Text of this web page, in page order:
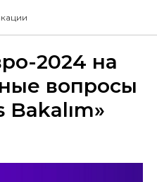
2024 на
вопросы
Bakalım»